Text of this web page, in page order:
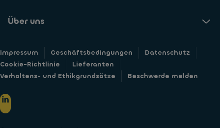
Über uns
Impressum Geschäftsbedingungen
Datenschutz
Cookie-Richtlinie
Lieferanten
Verhaltens- und Ethikgrundsätze
Beschwerde melden